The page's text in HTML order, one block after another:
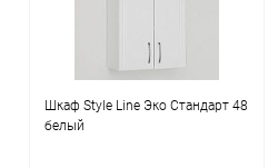
Шкаф Style Line Эко Стандарт 48
белый